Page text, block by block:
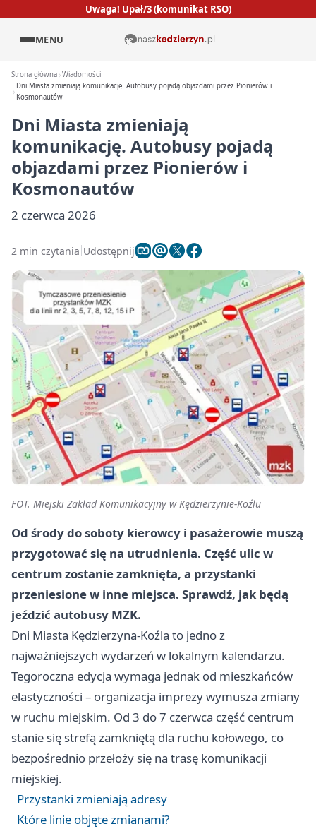
Uwaga! Upał/3 (komunikat RSO)
MENU
Strona główna Wiadomości
Dni Miasta zmieniają komunikację. Autobusy pojadą objazdami przez Pionierów i
Kosmonautów
Dni Miasta zmieniają
komunikację. Autobusy pojadą
objazdami przez Pionierów i
Kosmonautów
2 czerwca 2026
2 min czytania Udostępnij
FOT. Miejski Zakład Komunikacyjny w Kędzierzynie-Koźlu
Od środy do soboty kierowcy i pasażerowie muszą
przygotować się na utrudnienia. Część ulic w
centrum zostanie zamknięta, a przystanki
przeniesione w inne miejsca. Sprawdź, jak będą
jeździć autobusy MZK.
Dni Miasta Kędzierzyna-Koźla to jedno z
najważniejszych wydarzeń w lokalnym kalendarzu.
Tegoroczna edycja wymaga jednak od mieszkańców
elastyczności – organizacja imprezy wymusza zmiany
w ruchu miejskim. Od 3 do 7 czerwca część centrum
stanie się strefą zamkniętą dla ruchu kołowego, co
bezpośrednio przełoży się na trasę komunikacji
miejskiej.
Przystanki zmieniają adresy
Które linie objęte zmianami?